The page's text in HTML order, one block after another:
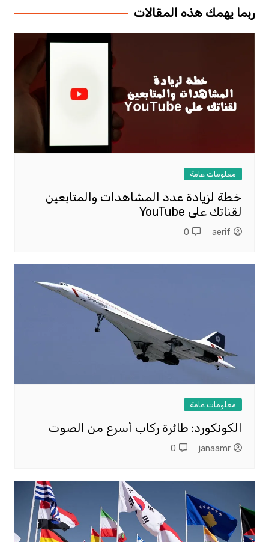
ربما يهمك هذه المقالات
معلومات عامة
خطة لزيادة عدد المشاهدات والمتابعين
لقناتك على YouTube
aerif
0
معلومات عامة
الكونكورد: طائرة ركاب أسرع من الصوت
janaamr
0